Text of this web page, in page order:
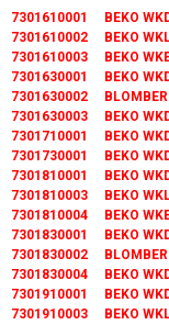
7301610001 BEKO
7301610002 BEKO
7301610003 BEKO
7301630001 BEKO
7301630002
7301630003 BEKO
7301710001 BEKO
7301730001 BEKO
7301810001 BEKO
7301810003 BEKO
7301810004 BEKO
7301830001 BEKO
7301830002
7301830004 BEKO
7301910001 BEKO
7301910003 BEKO